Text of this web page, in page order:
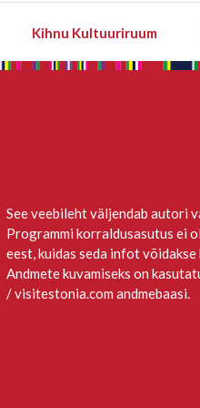
Kihnu Kultuuriruum
See veebileht väljendab autori
Programmi korraldusasutus ei
eest, kuidas seda infot võidakse
Andmete kuvamiseks on
/ visitestonia.com andmebaasi.